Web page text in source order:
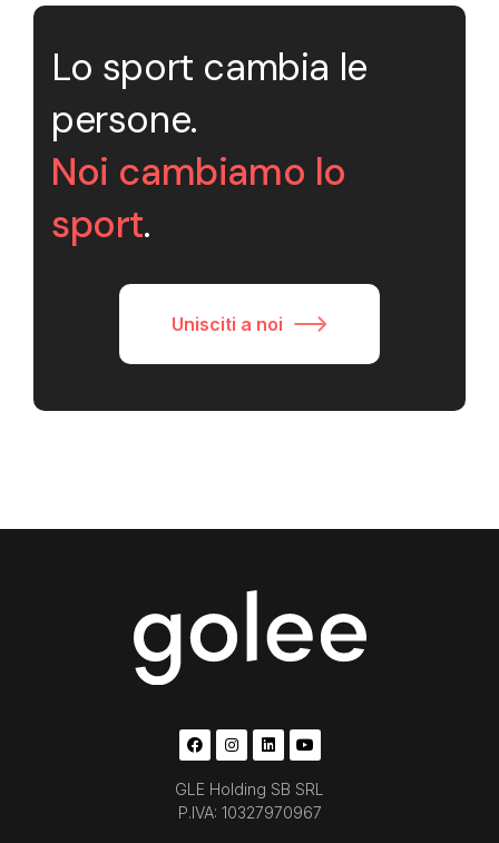
Lo sport cambia le
persone.
Noi cambiamo lo
sport.
Unisciti a noi
GLE Holding SB SRL
P.IVA: 10327970967